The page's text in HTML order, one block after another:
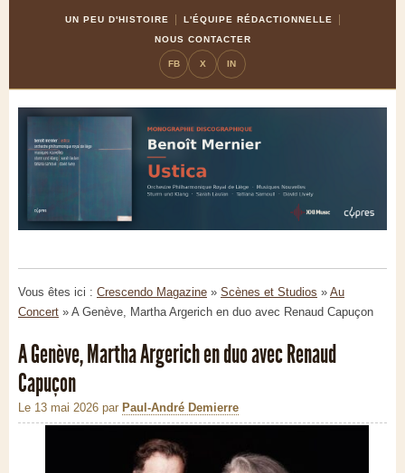
UN PEU D'HISTOIRE
L'ÉQUIPE RÉDACTIONNELLE
NOUS CONTACTER
FB X IN
Vous êtes ici : Crescendo Magazine » Scènes et Studios » Au
Concert » A Genève, Martha Argerich en duo avec Renaud Capuçon
A Genève, Martha Argerich en duo avec Renaud
Capuçon
Le 13 mai 2026 par Paul-André Demierre